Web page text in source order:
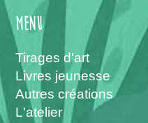
menu
Tirages d'art
Livres jeunesse
Autres créations
L'atelier